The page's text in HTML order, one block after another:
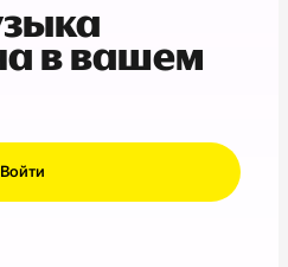
в вашем
Войти